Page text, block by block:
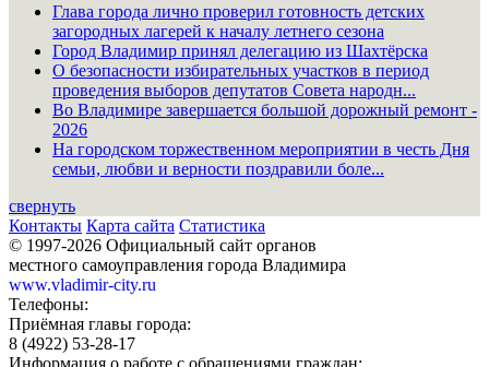
Глава города лично проверил готовность детских
загородных лагерей к началу летнего сезона
Город Владимир принял делегацию из Шахтёрска
О безопасности избирательных участков в период
проведения выборов депутатов Совета народн...
Во Владимире завершается большой дорожный ремонт -
2026
На городском торжественном мероприятии в честь Дня
семьи, любви и верности поздравили боле...
свернуть
Контакты Карта сайта Статистика
© 1997-2026 Официальный сайт органов
местного самоуправления города Владимира
www.vladimir-city.ru
Телефоны:
Приёмная главы города:
8 (4922) 53-28-17
Информация о работе с обращениями граждан: